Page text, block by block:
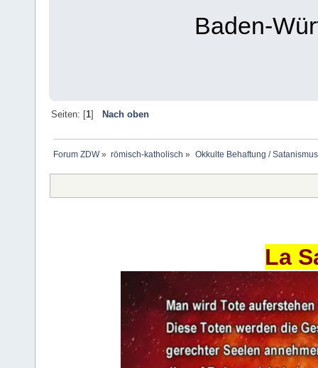
Baden-
Seiten: [1] Nach oben
Forum ZDW» römisch-katholisch » Okkulte Behaftung /
La